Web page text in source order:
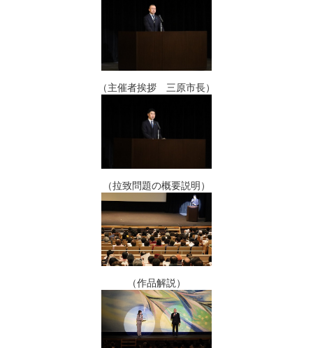
（主催者挨拶 三原市長）
（拉致問題の概要説明）
（作品解説）